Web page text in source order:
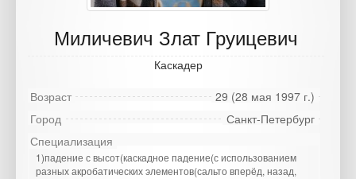
Миличевич Злат Груицевич
Каскадер
29 (28 мая 1997 г.)
Возраст
Санкт-Петербург
Город
Специализация
1)падение с высот(каскадное падение(с использованием
разных акробатических элементов(сальто вперёд, назад,